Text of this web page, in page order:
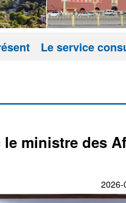
Le service
le ministre des
2026-